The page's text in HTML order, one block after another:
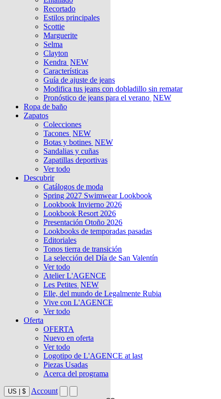
Recortado
Estilos principales
Scottie
Marguerite
Selma
Clayton
Kendra NEW
Características
Guía de ajuste de jeans
Modifica tus jeans con dobladillo sin rematar
Pronóstico de jeans para el verano NEW
Ropa de baño
Zapatos
Colecciones
Tacones NEW
Botas y botines NEW
Sandalias y cuñas
Zapatillas deportivas
Ver todo
Descubrir
Catálogos de moda
Spring 2027 Swimwear Lookbook
Lookbook Invierno 2026
Lookbook Resort 2026
Presentación Otoño 2026
Lookbooks de temporadas pasadas
Editoriales
Tonos tierra de transición
La selección del Día de San Valentín
Ver todo
Atelier L'AGENCE
Les Petites NEW
Elle, del mundo de Legalmente Rubia
Vive con L'AGENCE
Ver todo
Oferta
OFERTA
Nuevo en oferta
Ver todo
Logotipo de L'AGENCE at last
Piezas Usadas
Acerca del programa
US $ Account